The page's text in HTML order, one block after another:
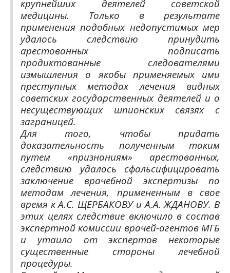
крупнейших деятелей советской
медицины. Только в результате
применения подобных недопустимых мер
удалось следствию принудить
арестованных подписать
продиктованные следователями
измышления о якобы применяемых ими
преступных методах лечения видных
советских государственных деятелей и о
несуществующих шпионских связях с
заграницей.
Для того, чтобы придать
доказательность полученным таким
путем «признаниям» арестованных,
следствию удалось сфальсифицировать
заключение врачебной экспертизы по
методам лечения, примененным в свое
время к А.С. ЩЕРБАКОВУ и А.А. ЖДАНОВУ. В
этих целях следствие включило в состав
экспертной комиссии врачей-агентов МГБ
и утаило от экспертов некоторые
существенные стороны лечебной
процедуры.